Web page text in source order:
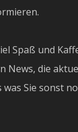
Spaß und
News, die
Sie sonst